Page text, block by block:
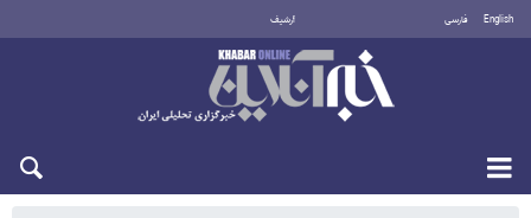
English فارسی أرشيف